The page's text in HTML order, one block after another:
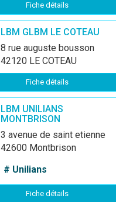
Fiche détails
LBM GLBM LE COTEAU
8 rue auguste bousson
42120 LE COTEAU
Fiche détails
LBM UNILIANS
MONTBRISON
3 avenue de saint etienne
42600 Montbrison
# Unilians
Fiche détails